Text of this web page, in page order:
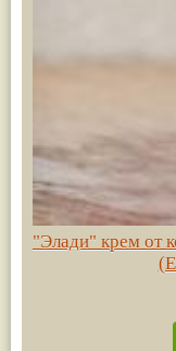
"Элади" крем от